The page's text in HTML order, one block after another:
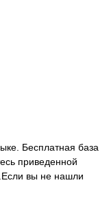
Бесплатная база
приведенной
вы не нашли